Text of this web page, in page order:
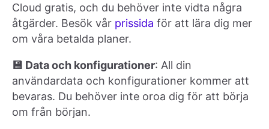
Cloud gratis, och du behöver inte vidta några
åtgärder. Besök vår prissida för att lära dig mer
om våra betalda planer.
💾 Data och konfigurationer: All din
användardata och konfigurationer kommer att
bevaras. Du behöver inte oroa dig för att börja
om från början.